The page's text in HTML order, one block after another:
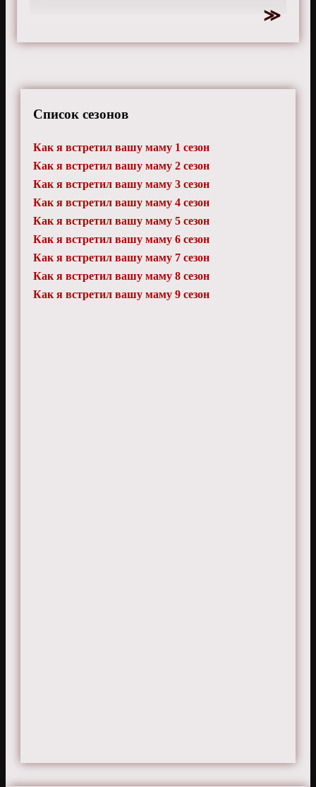
Список сезонов
Как я встретил вашу маму 1 сезон
Как я встретил вашу маму 2 сезон
Как я встретил вашу маму 3 сезон
Как я встретил вашу маму 4 сезон
Как я встретил вашу маму 5 сезон
Как я встретил вашу маму 6 сезон
Как я встретил вашу маму 7 сезон
Как я встретил вашу маму 8 сезон
Как я встретил вашу маму 9 сезон